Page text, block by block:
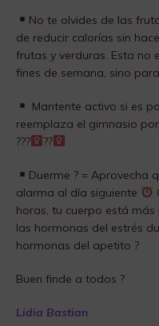
No te olvides de las
de reducir calorías sin
frutas y verduras. Esta no
fines de semana, sino
Mantente activo si es
reemplaza el gimnasio
???‍
??‍
Duerme ? = Aprovecha
alarma al día siguiente
horas, tu cuerpo está
las hormonas del estrés
hormonas del apetito ?
Buen finde a todos ?
Lidia Bastian